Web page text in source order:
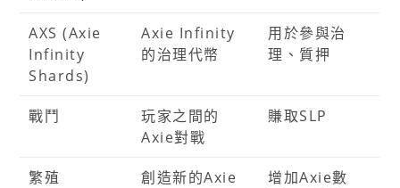
AXS (Axie
Infinity
Shards)
Axie Infinity
的治理代幣
用於參與治
理、質押
戰鬥
玩家之間的
Axie對戰
賺取SLP
繁殖 創造新的Axie
增加Axie數